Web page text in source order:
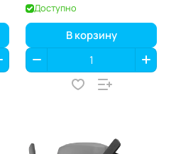
Доступно
В корзину